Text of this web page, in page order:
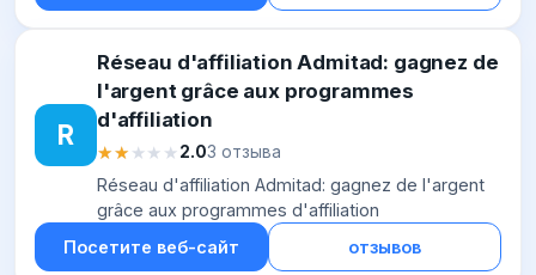
R
Réseau d'affiliation Admitad: gagnez de
l'argent grâce aux programmes
d'affiliation
★★★★★
★★★★★2.03 отзыва
Réseau d'affiliation Admitad: gagnez de l'argent
grâce aux programmes d'affiliation
Посетите веб-сайт
отзывов